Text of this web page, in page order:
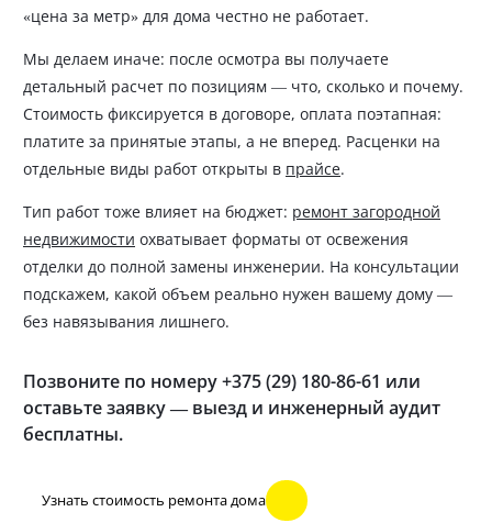
«цена за метр» для дома честно не работает.
Мы делаем иначе: после осмотра вы получаете
детальный расчет по позициям — что, сколько и почему.
Стоимость фиксируется в договоре, оплата поэтапная:
платите за принятые этапы, а не вперед. Расценки на
отдельные виды работ открыты в прайсе.
Тип работ тоже влияет на бюджет: ремонт загородной
недвижимости охватывает форматы от освежения
отделки до полной замены инженерии. На консультации
подскажем, какой объем реально нужен вашему дому —
без навязывания лишнего.
Позвоните по номеру +375 (29) 180-86-61 или
оставьте заявку — выезд и инженерный аудит
бесплатны.
Узнать стоимость ремонта дома